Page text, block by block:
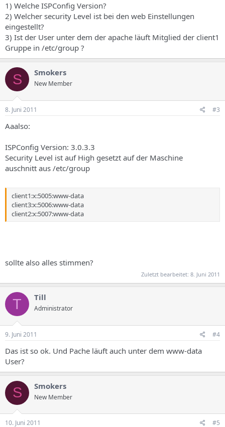
1) Welche ISPConfig Version?
2) Welcher security Level ist bei den web Einstellungen
eingestellt?
3) Ist der User unter dem der apache läuft Mitglied der client1
Gruppe in /etc/group ?
S Smokers
New Member
8. Juni 2011 #3
Aaalso:
ISPConfig Version: 3.0.3.3
Security Level ist auf High gesetzt auf der Maschine
auschnitt aus /etc/group
client1:x:5005:www-data
client3:x:5006:www-data
client2:x:5007:www-data
sollte also alles stimmen?
Zuletzt bearbeitet: 8. Juni 2011
T Till
Administrator
9. Juni 2011 #4
Das ist so ok. Und Pache läuft auch unter dem www-data
User?
S Smokers
New Member
10. Juni 2011 #5